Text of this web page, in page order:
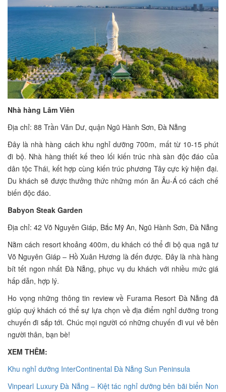
Nhà hàng Lâm Viên
Địa chỉ: 88 Trần Văn Dư, quận Ngũ Hành Sơn, Đà Nẵng
Đây là nhà hàng cách khu nghỉ dưỡng 700m, mất từ 10-15 phút
đi bộ. Nhà hàng thiết kế theo lối kiến trúc nhà sàn độc đáo của
dân tộc Thái, kết hợp cùng kiến trúc phương Tây cực kỳ hiện đại.
Du khách sẽ được thưởng thức những món ăn Âu-Á có cách chế
biến độc đáo.
Babyon Steak Garden
Địa chỉ: 42 Võ Nguyên Giáp, Bắc Mỹ An, Ngũ Hành Sơn, Đà Nẵng
Nằm cách resort khoảng 400m, du khách có thể đi bộ qua ngã tư
Võ Nguyên Giáp – Hồ Xuân Hương là đến được. Đây là nhà hàng
bít tết ngon nhất Đà Nẵng, phục vụ du khách với nhiều mức giá
hấp dẫn, hợp lý.
Ho vọng những thông tin review về Furama Resort Đà Nẵng đã
giúp quý khách có thể sự lựa chọn về địa điểm nghỉ dưỡng trong
chuyến đi sắp tới. Chúc mọi người có những chuyến đi vui vẻ bên
người thân, bạn bè!
XEM THÊM:
Khu nghỉ dưỡng InterContinental Đà Nẵng Sun Peninsula
Vinpearl Luxury Đà Nẵng – Kiệt tác nghỉ dưỡng bên bãi biển Non